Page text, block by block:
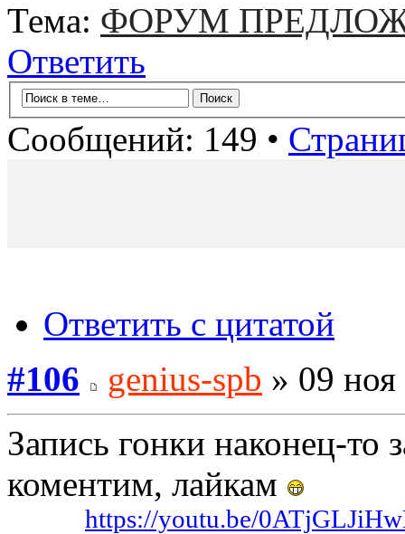
Тема: ФОРУМ
Ответить
Сообщений: 149 •
Ответить с цитатой
#106
genius-spb » 09
Запись гонки наконец-то
коментим, лайкам
https://youtu.be/